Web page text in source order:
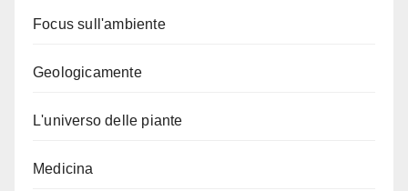
Focus sull'ambiente
Geologicamente
L'universo delle piante
Medicina